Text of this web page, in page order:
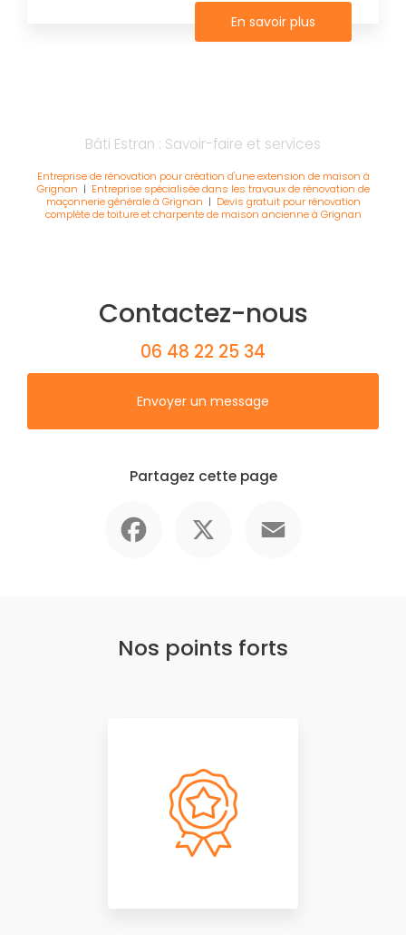
En savoir plus
Bâti Estran : Savoir-faire et services
Entreprise de rénovation pour création d'une extension de maison à
Grignan | Entreprise spécialisée dans les travaux de rénovation de
maçonnerie générale à Grignan | Devis gratuit pour rénovation
complète de toiture et charpente de maison ancienne à Grignan
Contactez-nous
06 48 22 25 34
Envoyer un message
Partagez cette page
Nos points forts